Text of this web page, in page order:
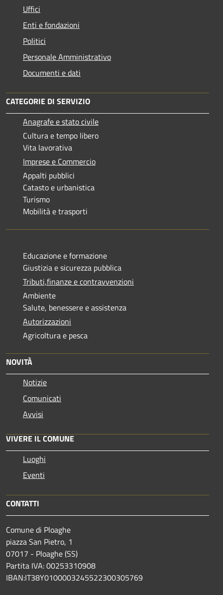
Uffici
Enti e fondazioni
Politici
Personale Amministrativo
Documenti e dati
CATEGORIE DI SERVIZIO
Anagrafe e stato civile
Cultura e tempo libero
Vita lavorativa
Imprese e Commercio
Appalti pubblici
Catasto e urbanistica
Turismo
Mobilità e trasporti
Educazione e formazione
Giustizia e sicurezza pubblica
Tributi,finanze e contravvenzioni
Ambiente
Salute, benessere e assistenza
Autorizzazioni
Agricoltura e pesca
NOVITÀ
Notizie
Comunicati
Avvisi
VIVERE IL COMUNE
Luoghi
Eventi
CONTATTI
Comune di Ploaghe
piazza San Pietro, 1
07017 - Ploaghe (SS)
Partita IVA: 00253310908
IBAN:IT38Y0100003245522300305769